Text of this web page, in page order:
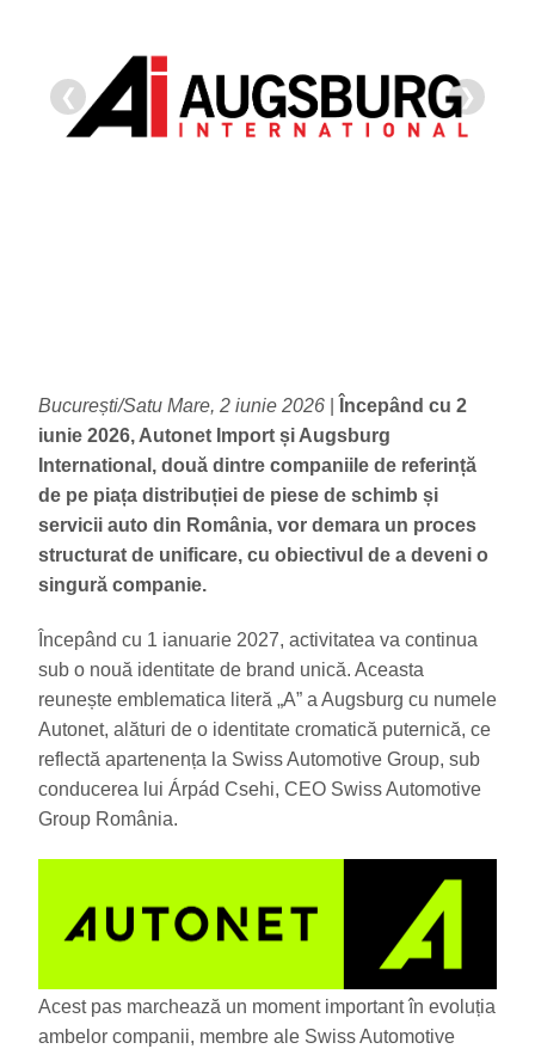
❮ ❯
București/Satu Mare, 2 iunie 2026
Începând cu 2
iunie 2026, Autonet Import și Augsburg
International, două dintre companiile de referință
de pe piața distribuției de piese de schimb și
servicii auto din România, vor demara un proces
structurat de unificare, cu obiectivul de a deveni o
singură companie.
Începând cu 1 ianuarie 2027, activitatea va continua
sub o nouă identitate de brand unică. Aceasta
reunește emblematica literă „A” a Augsburg cu numele
Autonet, alături de o identitate cromatică puternică, ce
reflectă apartenența la Swiss Automotive Group, sub
conducerea lui Árpád Csehi, CEO Swiss Automotive
Group România.
Acest pas marchează un moment important în evoluția
ambelor companii, membre ale Swiss Automotive